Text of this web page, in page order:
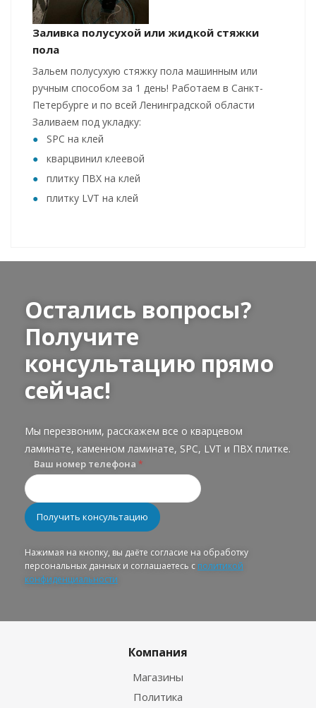
Заливка полусухой или жидкой стяжки
пола
Зальем полусухую стяжку пола машинным или
ручным способом за 1 день! Работаем в Санкт-
Петербурге и по всей Ленинградской области
Заливаем под укладку:
SPC на клей
кварцвинил клеевой
плитку ПВХ на клей
плитку LVT на клей
Остались вопросы?
Получите
консультацию прямо
сейчас!
Мы перезвоним, расскажем все о кварцевом
ламинате, каменном ламинате, SPC, LVT и ПВХ плитке.
Ваш номер телефона *
Нажимая на кнопку, вы даёте согласие на обработку
персональных данных и соглашаетесь с политикой
конфиденциальности
Компания
Магазины
Политика